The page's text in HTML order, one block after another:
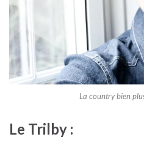
La country bien
Le Trilby :